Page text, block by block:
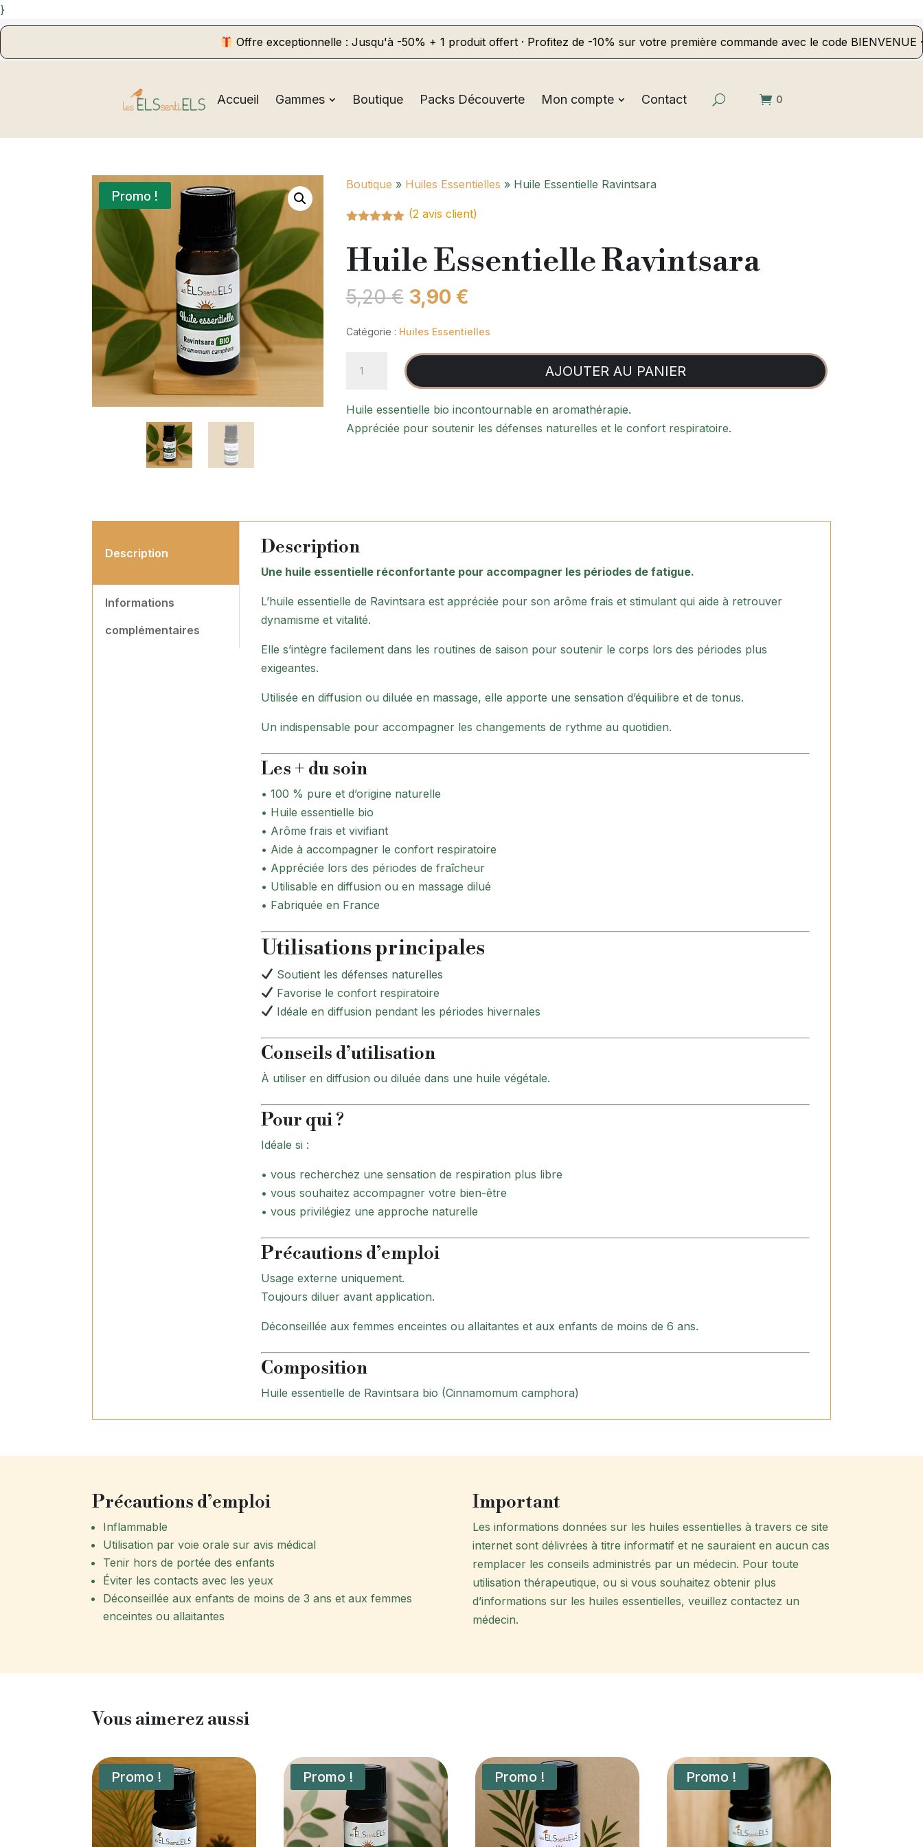
}
Offre exceptionnelle : Jusqu'à -50% + 1 produit offert · Profitez de -10% sur votre première commande avec le code BIENVENUE ·
Accueil Gammes Boutique Packs Découverte Mon compte Contact 0
Promo !
Boutique » Huiles Essentielles » Huile Essentielle Ravintsara
basé sur
notations
(2 avis client)
Huile Essentielle Ravintsara
5,20€ Le
prix
initial
était :
5,20 €.
3,90 €
actuel
est :
Catégorie : Huiles Essentielles
Essentielle
Ravintsara
AJOUTER AU PANIER
Huile essentielle bio incontournable en aromathérapie.
Appréciée pour soutenir les défenses naturelles et le confort respiratoire.
Description
Informations
complémentaires
Description
Une huile essentielle réconfortante pour accompagner les périodes de fatigue.
L’huile essentielle de Ravintsara est appréciée pour son arôme frais et stimulant qui aide à retrouver
dynamisme et vitalité.
Elle s’intègre facilement dans les routines de saison pour soutenir le corps lors des périodes plus
exigeantes.
Utilisée en diffusion ou diluée en massage, elle apporte une sensation d’équilibre et de tonus.
Un indispensable pour accompagner les changements de rythme au quotidien.
Les + du soin
• 100 % pure et d’origine naturelle
• Huile essentielle bio
• Arôme frais et vivifiant
• Aide à accompagner le confort respiratoire
• Appréciée lors des périodes de fraîcheur
• Utilisable en diffusion ou en massage dilué
• Fabriquée en France
Utilisations principales
Soutient les défenses naturelles
Favorise le confort respiratoire
Idéale en diffusion pendant les périodes hivernales
Conseils d’utilisation
À utiliser en diffusion ou diluée dans une huile végétale.
Pour qui ?
Idéale si :
• vous recherchez une sensation de respiration plus libre
• vous souhaitez accompagner votre bien-être
• vous privilégiez une approche naturelle
Précautions d’emploi
Usage externe uniquement.
Toujours diluer avant application.
Déconseillée aux femmes enceintes ou allaitantes et aux enfants de moins de 6 ans.
Composition
Huile essentielle de Ravintsara bio (Cinnamomum camphora)
Précautions d’emploi
Inflammable
Utilisation par voie orale sur avis médical
Tenir hors de portée des enfants
Éviter les contacts avec les yeux
Déconseillée aux enfants de moins de 3 ans et aux femmes
enceintes ou allaitantes
Important
Les informations données sur les huiles essentielles à travers ce site
internet sont délivrées à titre informatif et ne sauraient en aucun cas
remplacer les conseils administrés par un médecin. Pour toute
utilisation thérapeutique, ou si vous souhaitez obtenir plus
d’informations sur les huiles essentielles, veuillez contactez un
médecin.
Vous aimerez aussi
Promo ! Promo ! Promo ! Promo !